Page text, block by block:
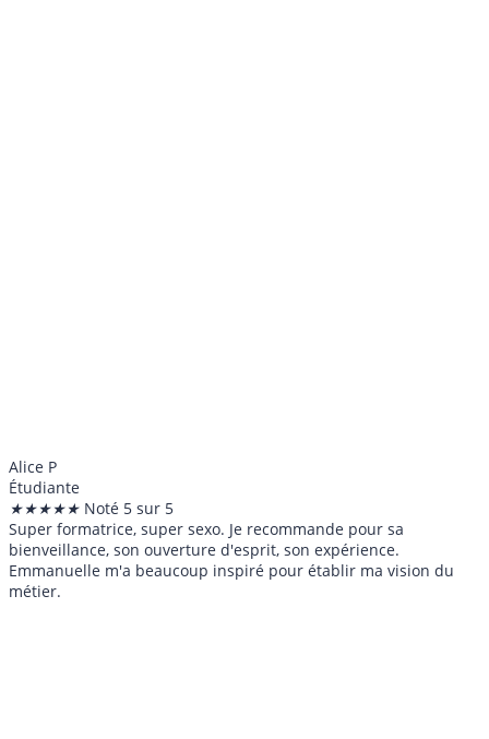
Alice P
Étudiante
★★★★★ Noté 5 sur 5
Super formatrice, super sexo. Je recommande pour sa
bienveillance, son ouverture d'esprit, son expérience.
Emmanuelle m'a beaucoup inspiré pour établir ma vision du
métier.